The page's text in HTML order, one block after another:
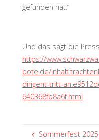
gefunden hat.“
Und das sagt die
https://
bote.de/
dirigent-tritt-
640368fb8a6f.html
Sommerfest